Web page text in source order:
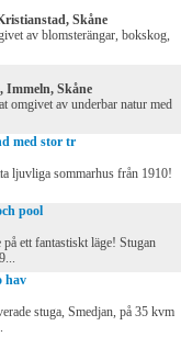
Skåne
av blomsterängar, bokskog,
Immeln, Skåne
omgivet av underbar natur med
med stor tr
ljuvliga sommarhus från 1910!
pool
ett fantastiskt läge! Stugan
hav
stuga, Smedjan, på 35 kvm